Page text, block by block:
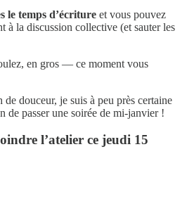
le temps d’écriture et vous pouvez
à la discussion collective (et sauter les
en gros — ce moment vous
douceur, je suis à peu près certaine
de passer une soirée de mi-janvier !
l’atelier ce jeudi 15